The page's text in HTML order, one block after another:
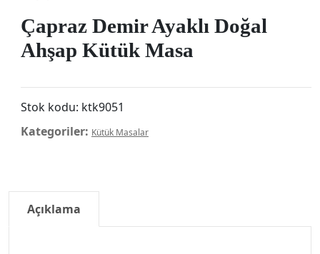
Çapraz Demir Ayaklı Doğal
Ahşap Kütük Masa
Stok kodu: ktk9051
Kategoriler: Kütük Masalar
Açıklama